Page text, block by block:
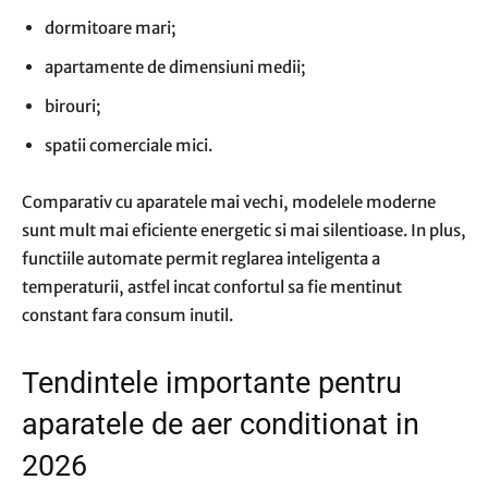
dormitoare mari;
apartamente de dimensiuni medii;
birouri;
spatii comerciale mici.
Comparativ cu aparatele mai vechi, modelele moderne
sunt mult mai eficiente energetic si mai silentioase. In plus,
functiile automate permit reglarea inteligenta a
temperaturii, astfel incat confortul sa fie mentinut
constant fara consum inutil.
Tendintele importante pentru
aparatele de aer conditionat in
2026